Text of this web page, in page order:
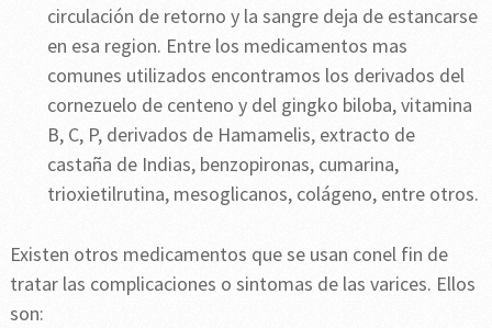
circulación de retorno y la sangre deja de estancarse
en esa region. Entre los medicamentos mas
comunes utilizados encontramos los derivados del
cornezuelo de centeno y del gingko biloba, vitamina
B, C, P, derivados de Hamamelis, extracto de
castaña de Indias, benzopironas, cumarina,
trioxietilrutina, mesoglicanos, colágeno, entre otros.
Existen otros medicamentos que se usan conel fin de
tratar las complicaciones o sintomas de las varices. Ellos
son: